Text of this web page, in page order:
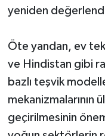
yeniden
Öte yandan, ev
ve Hindistan gibi
bazlı teşvik
mekanizmalarının
geçirilmesinin